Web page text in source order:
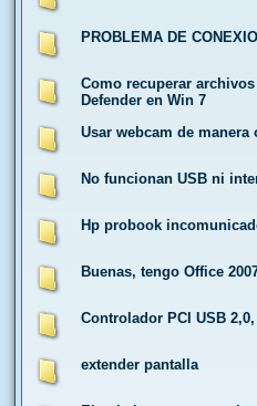
PROBLEMA DE
Como recuperar
Defender en Win 7
Usar webcam de manera
No funcionan USB ni
Hp probook
Buenas, tengo Office
Controlador PCI USB
extender pantalla